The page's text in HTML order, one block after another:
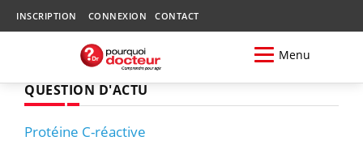
INSCRIPTION CONNEXION CONTACT
Menu
QUESTION D'ACTU
Protéine C-réactive